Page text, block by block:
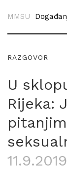
MMSU
RAZGOVOR
U
Rijeka: